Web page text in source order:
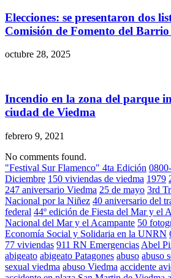
Elecciones: se presentaron dos
Comisión de Fomento del
octubre 28, 2025
Incendio en la zona del parque
ciudad de Viedma
febrero 9, 2021
No comments found.
"Festival Sur Flamenco" 4ta Edición
Diciembre 150 viviendas de viedma 1979
247 aniversario Viedma 25 de mayo 3rd
Nacional por la Niñez 40 aniversario del
federal 44º edición de Fiesta del Mar y el
Nacional del Mar y el Acampante 50
Economía Social y Solidaria en la UNRN
77 viviendas 911 RN Emergencias Abel
abigeato abigeato Patagones abuso abuso
sexual viedma abuso Viedma accidente